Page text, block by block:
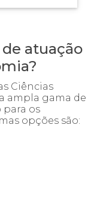
de atuação
Ciências
ampla gama de
os
opções são: